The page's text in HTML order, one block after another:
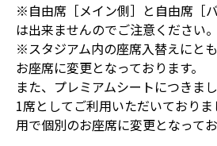
※自由席［メイン側］と自由席［
は出来ませんのでご注意ください。
※スタジアム内の座席入替えにと
お座席に変更となっております。
また、プレミアムシートにつきま
1席としてご利用いただいており
用で個別のお座席に変更となってお